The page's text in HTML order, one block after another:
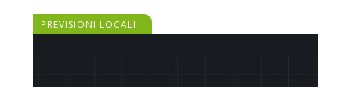
PREVISIONI LOCALI